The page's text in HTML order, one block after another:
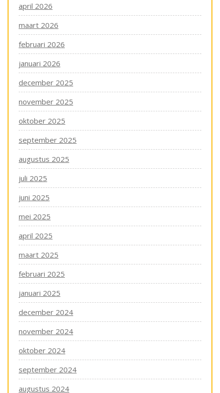
april 2026
maart 2026
februari 2026
januari 2026
december 2025
november 2025
oktober 2025
september 2025
augustus 2025
juli 2025
juni 2025
mei 2025
april 2025
maart 2025
februari 2025
januari 2025
december 2024
november 2024
oktober 2024
september 2024
augustus 2024